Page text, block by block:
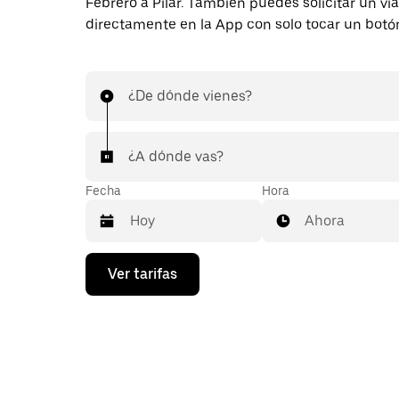
directamente en la App con solo tocar un
¿De dónde vienes?
¿A dónde vas?
Fecha
Presiona
flecha
Hora
Ahora
Ver tarifas